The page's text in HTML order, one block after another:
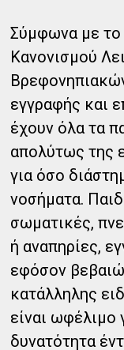
Σύμφωνα με
Κανονισμού
εγγραφής και
έχουν όλα τα
απολύτως της
για όσο
νοσήματα.
σωματικές,
ή αναπηρίες,
εφόσον
κατάλληλης
είναι ωφέλιμο
δυνατότητα